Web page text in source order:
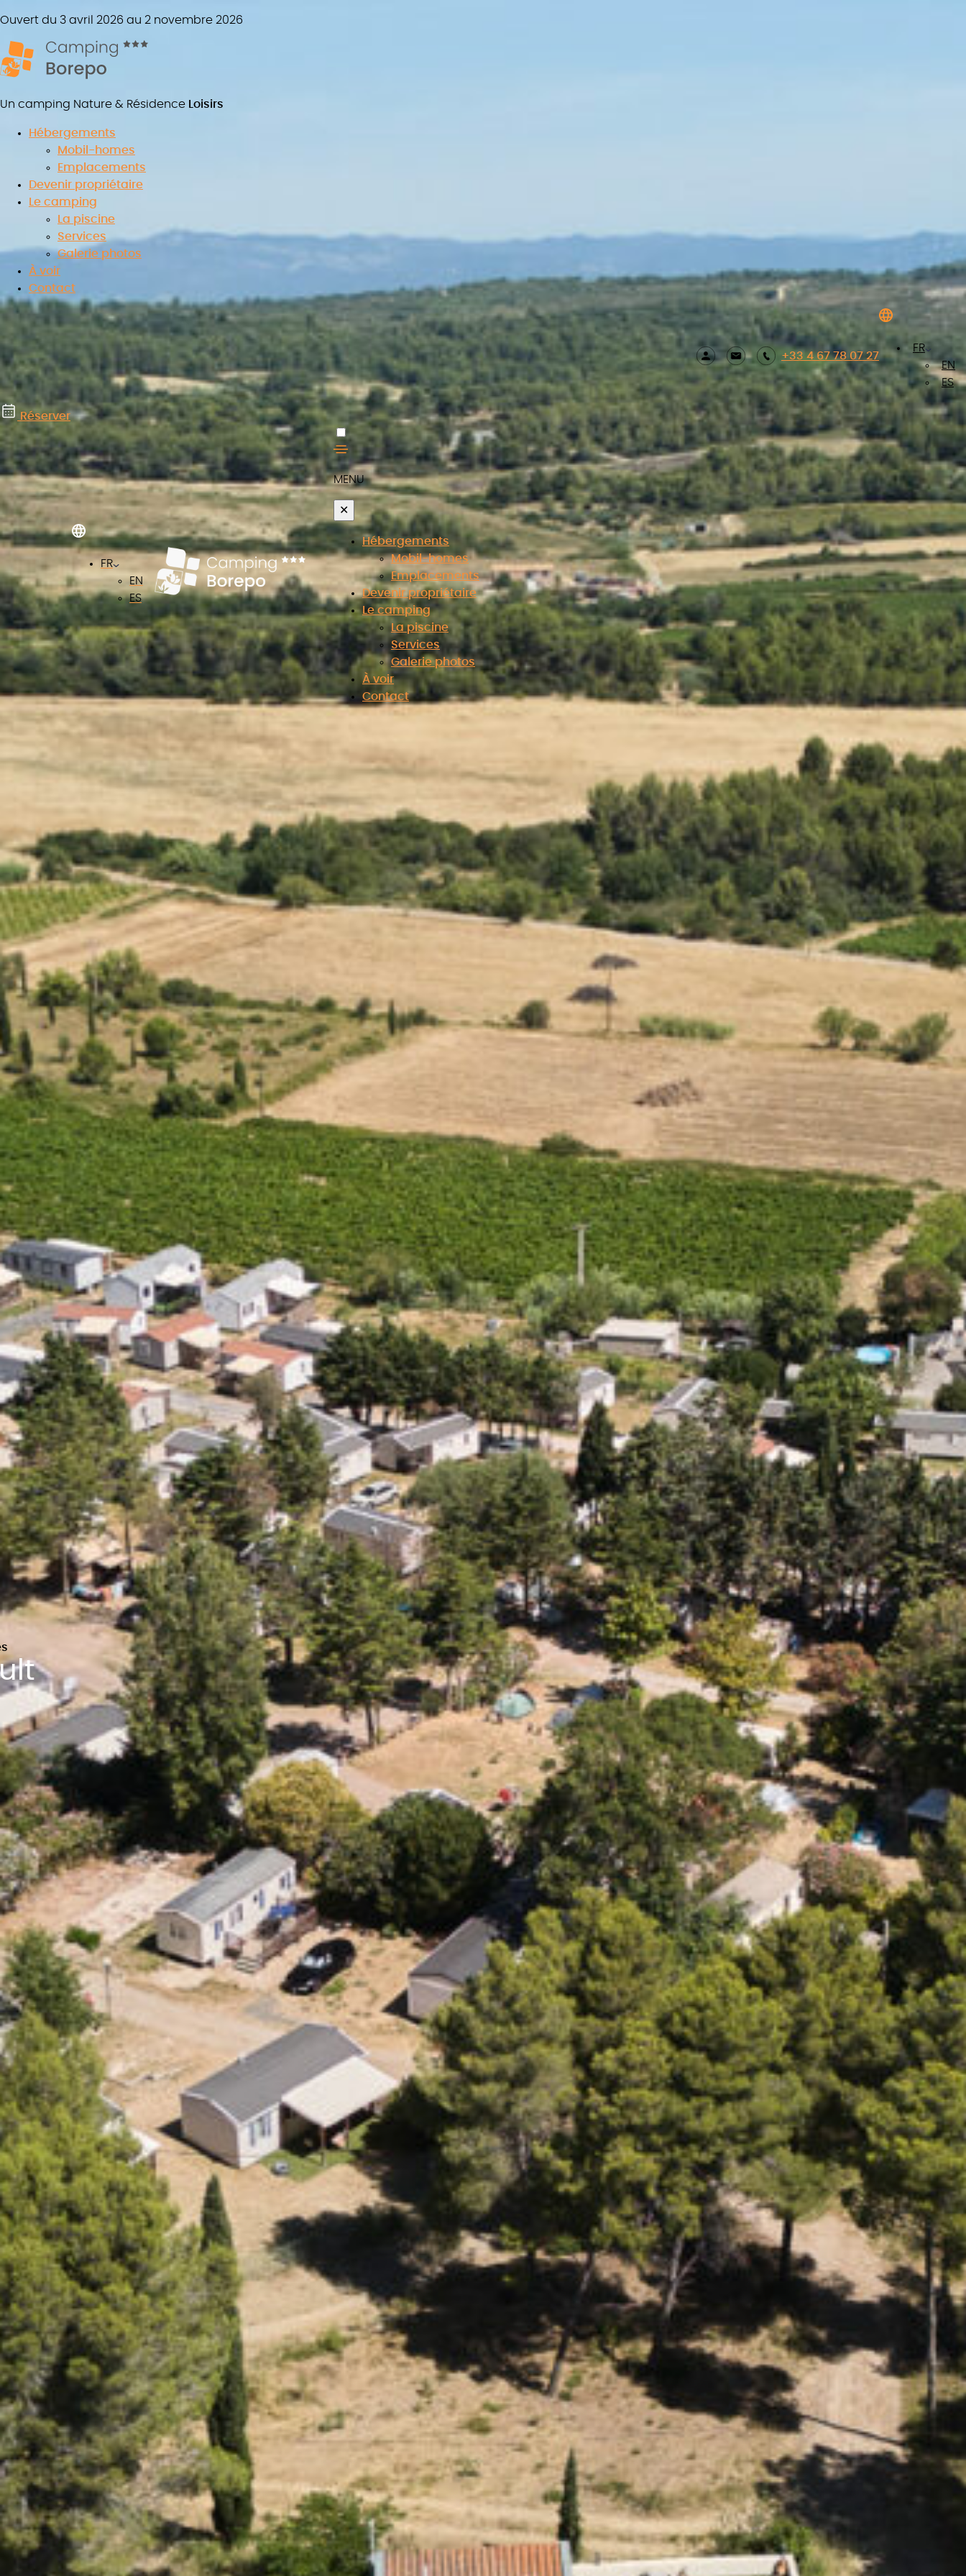
Ouvert du 3 avril 2026 au 2 novembre 2026
Un camping Nature & Résidence Loisirs
Hébergements
Mobil-homes
Emplacements
Devenir propriétaire
Le camping
La piscine
Services
Galerie photos
À voir
Contact
+33 4 67 78 07 27
FR
EN
ES
Réserver
FR
EN
ES
MENU
✕
Hébergements
Mobil-homes
Emplacements
Devenir propriétaire
Le camping
La piscine
Services
Galerie photos
À voir
Contact